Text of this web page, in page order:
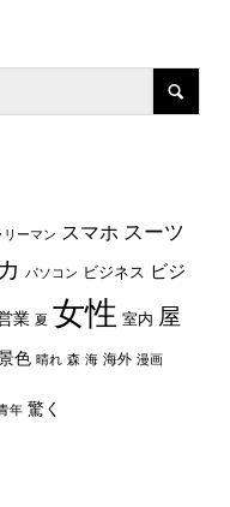
リーマン スマホ スーツ
パソコン ビジネス ビジ
業 夏 女性 室内 屋
色 晴れ 森 海 海外 漫画
年 驚く